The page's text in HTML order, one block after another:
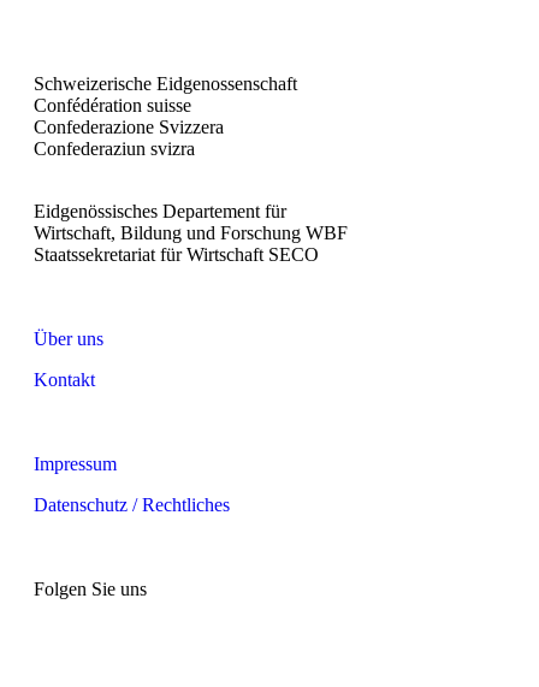
Schweizerische Eidgenossenschaft
Confédération suisse
Confederazione Svizzera
Confederaziun svizra
Eidgenössisches Departement für
Wirtschaft, Bildung und Forschung WBF
Staatssekretariat für Wirtschaft SECO
Über uns
Kontakt
Impressum
Datenschutz / Rechtliches
Folgen Sie uns